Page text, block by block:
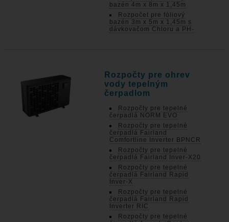
bazén 4m x 8m x 1,45m
Rozpočet pre fóliový
bazén 3m x 5m x 1,45m s
dávkovačom Chloru a PH-
Rozpočty pre ohrev
vody tepelným
čerpadlom
Rozpočty pre tepelné
čerpadlá NORM EVO
Rozpočty pre tepelné
čerpadlá Fairland
Comfortline Inverter BPNCR
Rozpočty pre tepelné
čerpadlá Fairland Inver-X20
Rozpočty pre tepelné
čerpadlá Fairland Rapid
Inver-X
Rozpočty pre tepelné
čerpadlá Fairland Rapid
Inverter RIC
Rozpočty pre tepelné